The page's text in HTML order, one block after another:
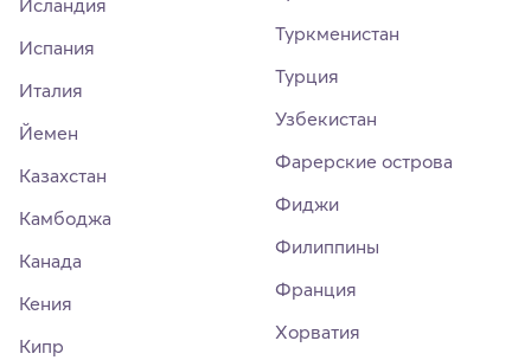
Исландия
Испания
Италия
Йемен
Казахстан
Камбоджа
Канада
Кения
Кипр
Туркменистан
Турция
Узбекистан
Фарерские острова
Фиджи
Филиппины
Франция
Хорватия